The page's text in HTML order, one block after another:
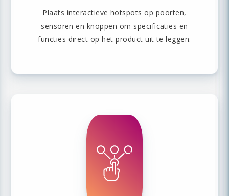
Plaats interactieve hotspots op poorten,
sensoren en knoppen om specificaties en
functies direct op het product uit te leggen.